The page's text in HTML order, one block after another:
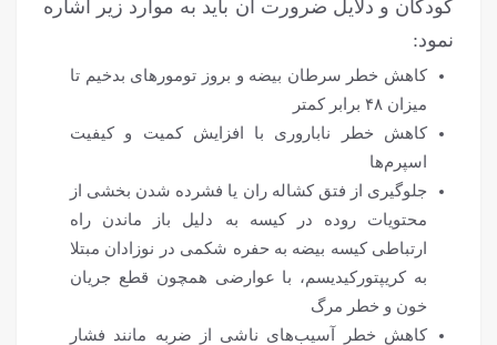
کودکان و دلایل ضرورت آن باید به موارد زیر اشاره
نمود:
کاهش خطر سرطان بیضه و بروز تومورهای بدخیم تا
میزان ۴۸ برابر کمتر
کاهش خطر ناباروری با افزایش کمیت و کیفیت
اسپرم‌ها
جلوگیری از فتق کشاله ران یا فشرده شدن بخشی از
محتویات روده در کیسه به دلیل باز ماندن راه
ارتباطی کیسه بیضه به حفره شکمی در نوزادان مبتلا
به کریپتورکیدیسم، با عوارضی همچون قطع جریان
خون و خطر مرگ
کاهش خطر آسیب‌های ناشی از ضربه مانند فشار